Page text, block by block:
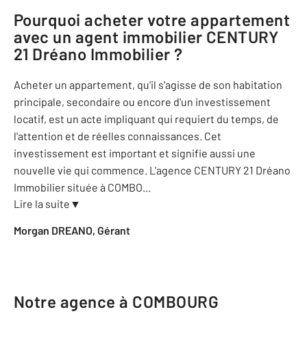
Pourquoi acheter votre appartement
avec un agent immobilier CENTURY
21 Dréano Immobilier ?
Acheter un appartement, qu'il s'agisse de son habitation
principale, secondaire ou encore d'un investissement
locatif, est un acte impliquant qui requiert du temps, de
l'attention et de réelles connaissances. Cet
investissement est important et signifie aussi une
nouvelle vie qui commence. L'agence CENTURY 21 Dréano
Immobilier située à COMBO...
Lire la suite ▼
Morgan DREANO, Gérant
Notre agence à COMBOURG